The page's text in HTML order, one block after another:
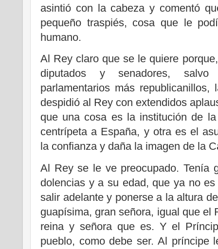
asintió con la cabeza y comentó
pequeño traspiés, cosa que le
humano.
Al Rey claro que se le quiere
diputados y senadores, salvo
parlamentarios más
despidió al Rey con extendidos
que una cosa es la institución de
centrípeta a España, y otra es el
la confianza y daña la imagen de la
Al Rey se le ve preocupado. Tenía
dolencias y a su edad, que ya no
salir adelante y ponerse a la altura
guapísima, gran señora, igual que el
reina y señora que es. Y el
pueblo, como debe ser. Al príncipe